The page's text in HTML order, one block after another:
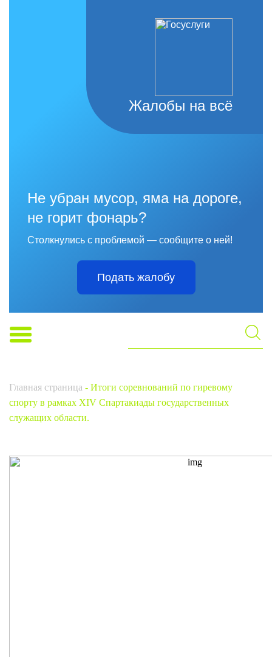
Жалобы на всё
Не убран мусор, яма на дороге,
не горит фонарь?
Столкнулись с проблемой — сообщите о ней!
Подать жалобу
Главная страница - Итоги соревнований по гиревому
спорту в рамках XIV Спартакиады государственных
служащих области.